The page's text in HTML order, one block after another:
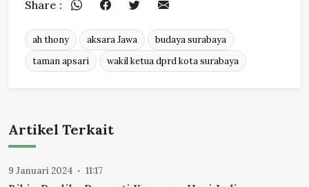
Share :
ah thony aksara Jawa
budaya surabaya
taman apsari
wakil ketua dprd kota surabaya
Artikel Terkait
9 Januari 2024 11:17